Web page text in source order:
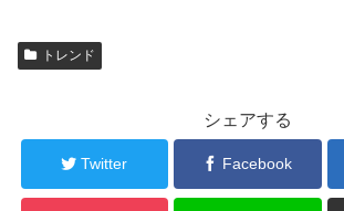
トレンド
シェアする
Twitter Facebook